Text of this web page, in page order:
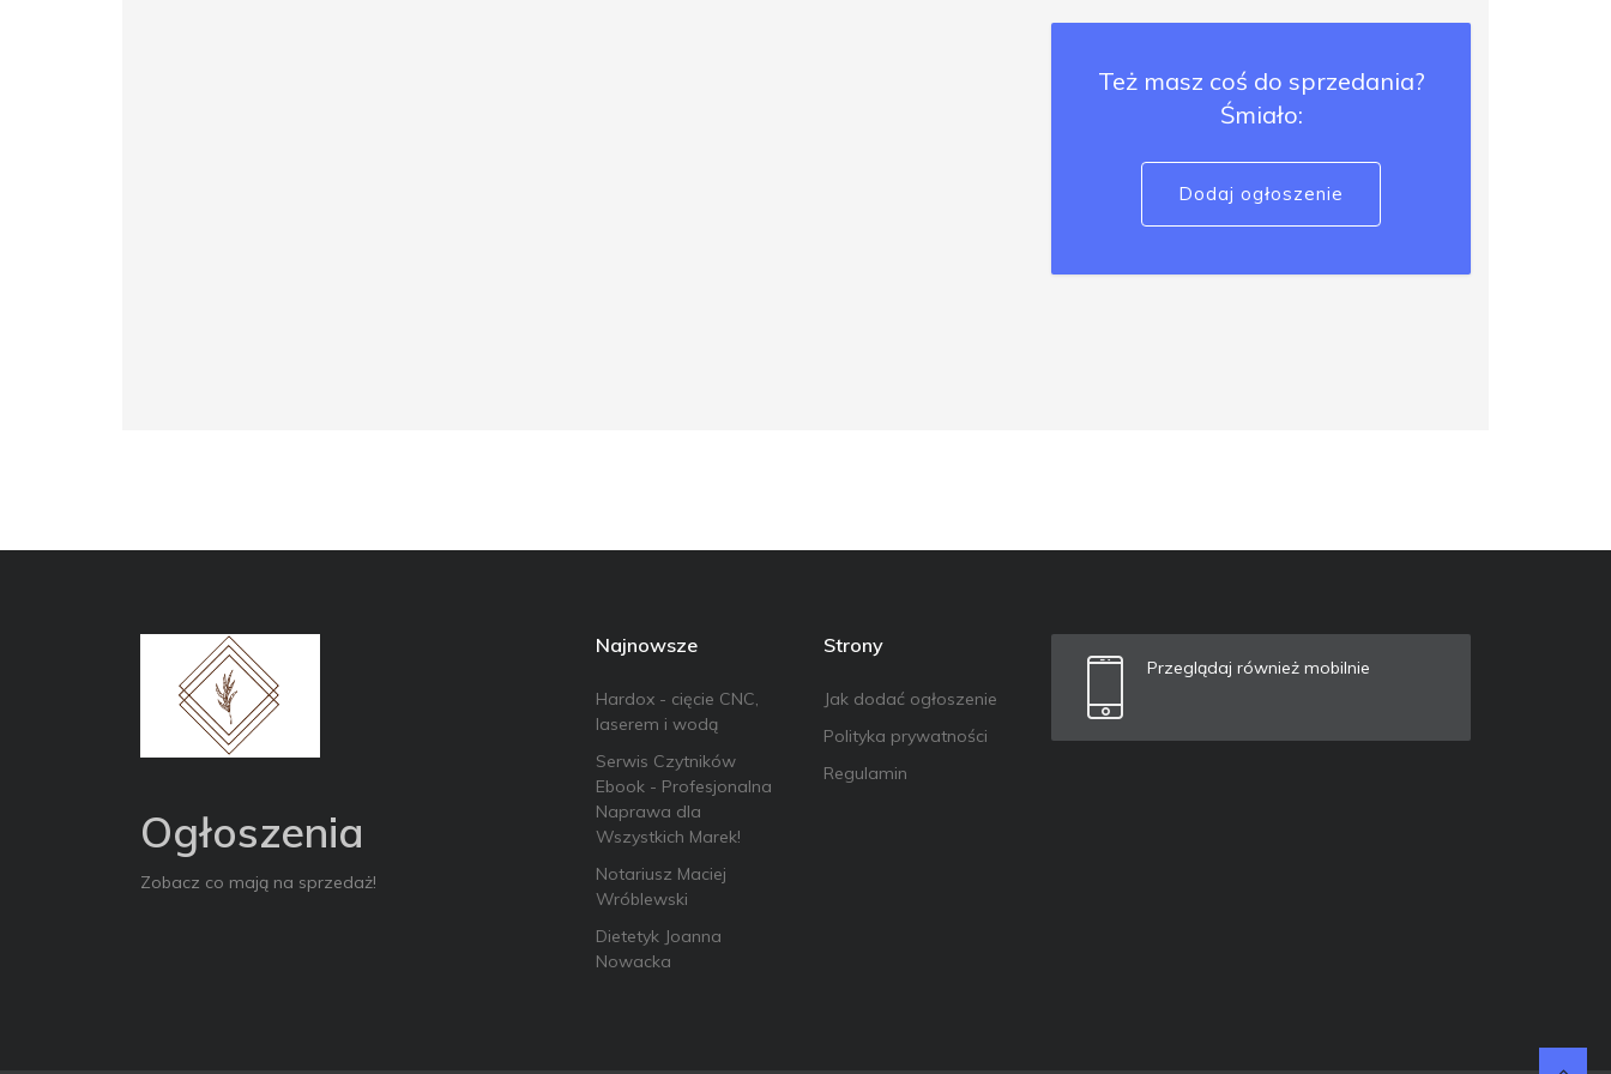
Też masz coś do sprzedania?
Śmiało:
Dodaj ogłoszenie
Ogłoszenia
Zobacz co mają na sprzedaż!
Najnowsze
Hardox - cięcie CNC,
laserem i wodą
Serwis Czytników
Ebook - Profesjonalna
Naprawa dla
Wszystkich Marek!
Notariusz Maciej
Wróblewski
Dietetyk Joanna
Nowacka
Strony
Jak dodać ogłoszenie
Polityka prywatności
Regulamin
Przeglądaj również mobilnie